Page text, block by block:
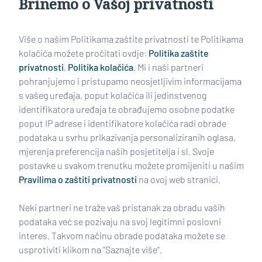
Impressum Uvjeti korištenja Politika privatnosti
Politika kolačića Kontakt Pritužbe Suradnici
Oglašavanje
RUBRIKE
Više o našim Politikama zaštite privatnosti te Politikama
kolačića možete pročitati ovdje: Politika zaštite
privatnosti, Politika kolačića. Mi i naši partneri
pohranjujemo i pristupamo neosjetljivim informacijama
s vašeg uređaja, poput kolačića ili jedinstvenog
identifikatora uređaja te obrađujemo osobne podatke
poput IP adrese i identifikatore kolačića radi obrade
podataka u svrhu prikazivanja personaliziranih oglasa,
mjerenja preferencija naših posjetitelja i sl. Svoje
postavke u svakom trenutku možete promijeniti u našim
Pravilima o zaštiti privatnosti na ovoj web stranici.
Neki partneri ne traže vaš pristanak za obradu vaših
podataka već se pozivaju na svoj legitimni poslovni
interes. Takvom načinu obrade podataka možete se
usprotiviti klikom na "Saznajte više".